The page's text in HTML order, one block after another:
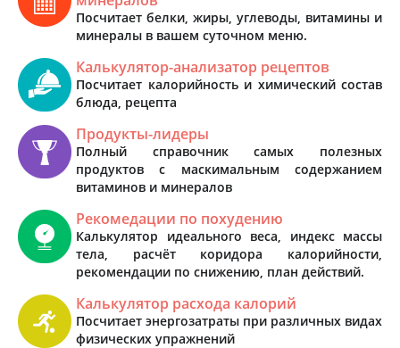
Посчитает белки, жиры, углеводы, витамины и
минералы в вашем суточном меню.
Калькулятор-анализатор рецептов
Посчитает калорийность и химический состав
блюда, рецепта
Продукты-лидеры
Полный справочник самых полезных
продуктов с маскимальным содержанием
витаминов и минералов
Рекомедации по похудению
Калькулятор идеального веса, индекс массы
тела, расчёт коридора калорийности,
рекомендации по снижению, план действий.
Калькулятор расхода калорий
Посчитает энергозатраты при различных видах
физических упражнений